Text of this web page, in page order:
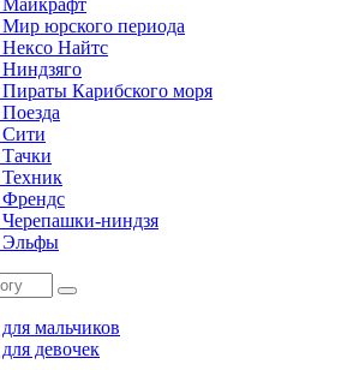
юрского периода
Найтс
Карибского моря
Сити
Френдс
ниндзя
Эльфы
мальчиков
девочек